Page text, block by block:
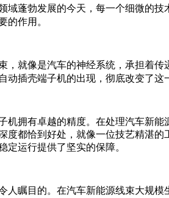
域蓬勃发展的今天，每一个细微的
的作用。
，就像是汽车的神经系统，承担着
动插壳端子机的出现，彻底改变了这
机拥有卓越的精度。在处理汽车新
度都恰到好处，就像一位技艺精湛
定运行提供了坚实的保障。
人瞩目的。在汽车新能源线束大规